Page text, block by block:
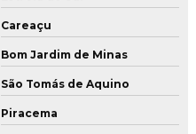
Careaçu
Bom Jardim de Minas
São Tomás de Aquino
Piracema